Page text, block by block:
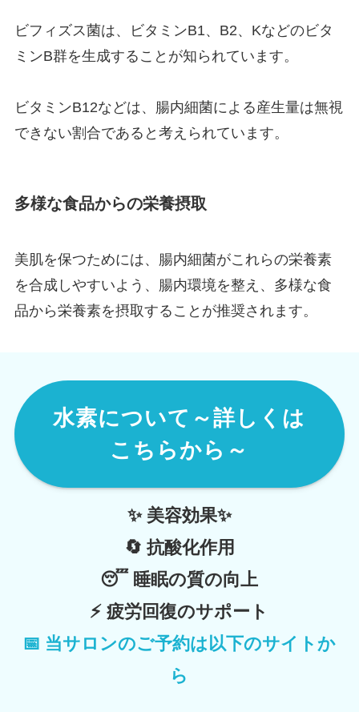
ビフィズス菌は、ビタミンB1、B2、Kなどのビタ
ミンB群を生成することが知られています。
ビタミンB12などは、腸内細菌による産生量は無視
できない割合であると考えられています。
多様な食品からの栄養摂取
美肌を保つためには、腸内細菌がこれらの栄養素
を合成しやすいよう、腸内環境を整え、多様な食
品から栄養素を摂取することが推奨されます。
水素について～詳しくは
こちらから～
✨ 美容効果✨
🔄 抗酸化作用
😴 睡眠の質の向上
⚡疲労回復のサポート
📅 当サロンのご予約は以下のサイトか
ら